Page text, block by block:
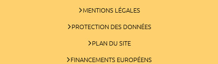
MENTIONS LÉGALES
PROTECTION DES DONNÉES
PLAN DU SITE
FINANCEMENTS EUROPÉENS